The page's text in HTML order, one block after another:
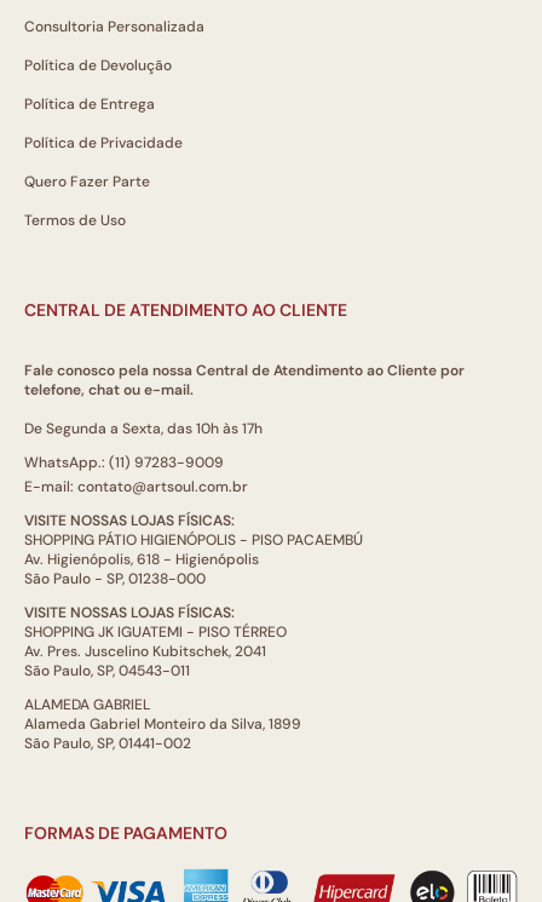
Consultoria Personalizada
Política de Devolução
Política de Entrega
Política de Privacidade
Quero Fazer Parte
Termos de Uso
CENTRAL DE ATENDIMENTO AO CLIENTE
Fale conosco pela nossa Central de Atendimento ao Cliente por
telefone, chat ou e-mail.
De Segunda a Sexta, das 10h às 17h
WhatsApp.: (11) 97283-9009
E-mail: contato@artsoul.com.br
VISITE NOSSAS LOJAS FÍSICAS:
SHOPPING PÁTIO HIGIENÓPOLIS - PISO PACAEMBÚ
Av. Higienópolis, 618 - Higienópolis
São Paulo - SP, 01238-000
VISITE NOSSAS LOJAS FÍSICAS:
SHOPPING JK IGUATEMI - PISO TÉRREO
Av. Pres. Juscelino Kubitschek, 2041
São Paulo, SP, 04543-011
ALAMEDA GABRIEL
Alameda Gabriel Monteiro da Silva, 1899
São Paulo, SP, 01441-002
FORMAS DE PAGAMENTO